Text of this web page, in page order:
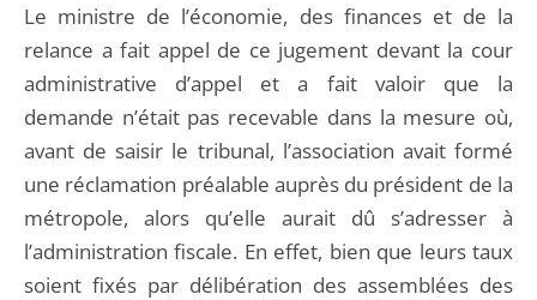
Le ministre de l’économie, des finances et de la
relance a fait appel de ce jugement devant la cour
administrative d’appel et a fait valoir que la
demande n’était pas recevable dans la mesure où,
avant de saisir le tribunal, l’association avait formé
une réclamation préalable auprès du président de la
métropole, alors qu’elle aurait dû s’adresser à
l’administration fiscale. En effet, bien que leurs taux
soient fixés par délibération des assemblées des